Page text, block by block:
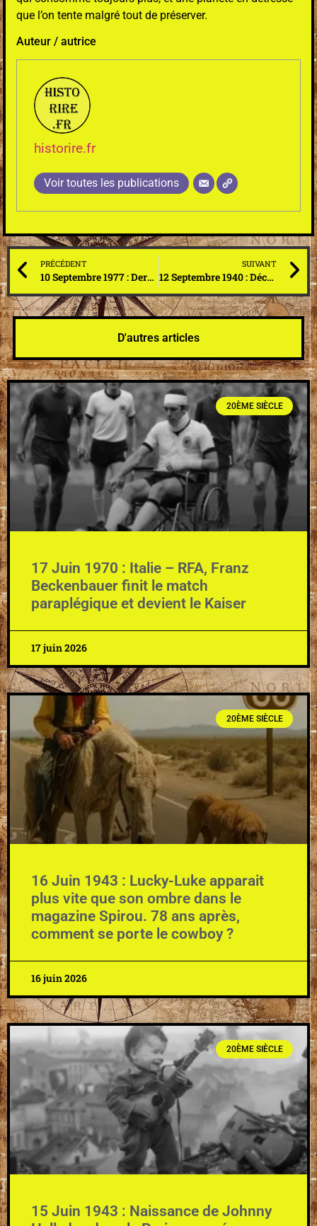
que l’on tente malgré tout de préserver.
Auteur / autrice
historire.fr
Voir toutes les publications
PRÉCÉDENT
10 Septembre 1977 : Dernière exécution capitale en France. Hamida Djandoubi est décapité à la prison des Beaumettes. « Marseille ! A jamais les dernier ! »
SUIVANT
12 Septembre 1940 : Découverte de la grotte de Lascaux, baptisée la chapelle sixtine du Périgordien
D'autres articles
20ÈME SIÈCLE
17 Juin 1970 : Italie – RFA, Franz
Beckenbauer finit le match
paraplégique et devient le Kaiser
17 juin 2026
20ÈME SIÈCLE
16 Juin 1943 : Lucky-Luke apparait
plus vite que son ombre dans le
magazine Spirou. 78 ans après,
comment se porte le cowboy ?
16 juin 2026
20ÈME SIÈCLE
15 Juin 1943 : Naissance de Johnny